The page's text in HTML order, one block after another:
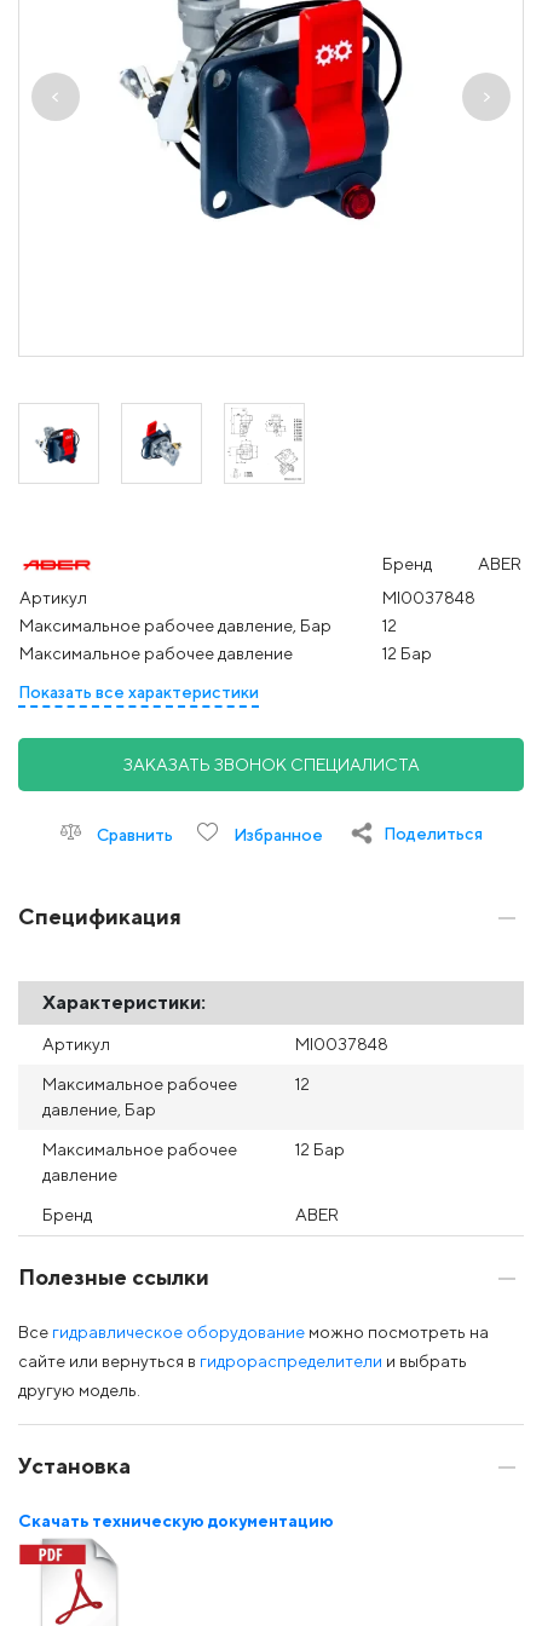
Бренд
ABER
Артикул
MI0037848
Максимальное рабочее давление, Бар
12
Максимальное рабочее давление
12 Бар
Показать все характеристики
ЗАКАЗАТЬ ЗВОНОК СПЕЦИАЛИСТА
Сравнить Избранное Поделиться
Спецификация
Характеристики:
Артикул MI0037848
Максимальное рабочее
давление, Бар
12
Максимальное рабочее
давление
12 Бар
Бренд ABER
Полезные ссылки
Все гидравлическое оборудование можно посмотреть на
сайте или вернуться в гидрораспределители и выбрать
другую модель.
Установка
Скачать техническую документацию